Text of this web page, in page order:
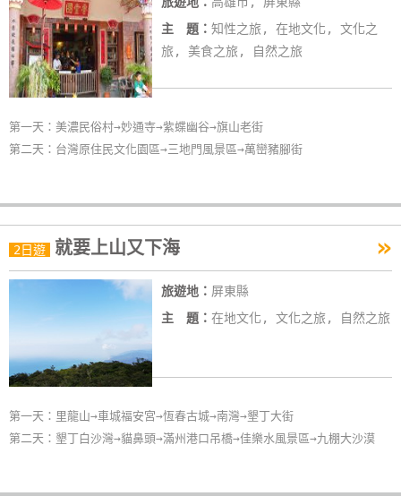
主 題： 知性之旅, 在地文化, 文化之
旅, 美食之旅, 自然之旅
第一天：美濃民俗村→妙通寺→紫蝶幽谷→旗山老街
第二天：台灣原住民文化園區→三地門風景區→萬巒豬腳街
2日遊 就要上山又下海 »
旅遊地： 屏東縣
主 題： 在地文化, 文化之旅, 自然之旅
第一天：里龍山→車城福安宮→恆春古城→南灣→墾丁大街
第二天：墾丁白沙灣→貓鼻頭→滿州港口吊橋→佳樂水風景區→九棚大沙漠